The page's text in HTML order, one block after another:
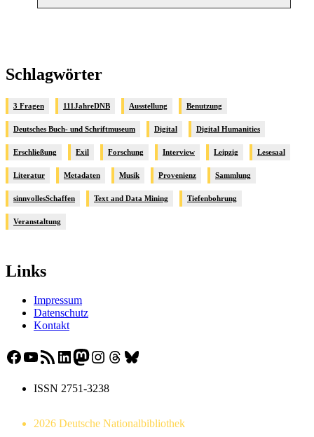
Schlagwörter
3 Fragen 111JahreDNB Ausstellung Benutzung
Deutsches Buch- und Schriftmuseum Digital Digital Humanities
Erschließung Exil Forschung Interview Leipzig Lesesaal
Literatur Metadaten Musik Provenienz Sammlung
sinnvollesSchaffen Text and Data Mining Tiefenbohrung
Veranstaltung
Links
Impressum
Datenschutz
Kontakt
Facebook YouTube RSS-Feed LinkedIn Mastodon Instagram Threads Bluesky
ISSN 2751-3238
2026 Deutsche Nationalbibliothek